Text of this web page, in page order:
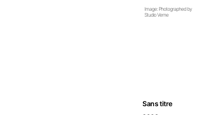
Image: Photographed by
Studio Verne
Sans titre